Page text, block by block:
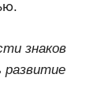
знаков
развитие